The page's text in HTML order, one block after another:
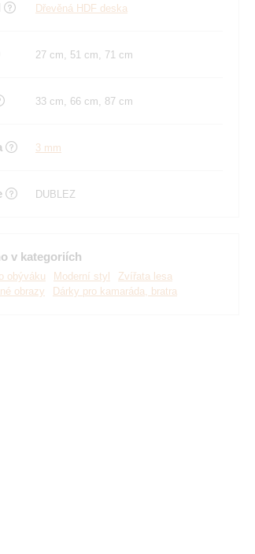
Dřevěná HDF deska
27 cm, 51 cm, 71 cm
33 cm, 66 cm, 87 cm
3 mm
DUBLEZ
v kategoriích
obýváku Moderní styl
Zvířata lesa
obrazy
Dárky pro kamaráda, bratra